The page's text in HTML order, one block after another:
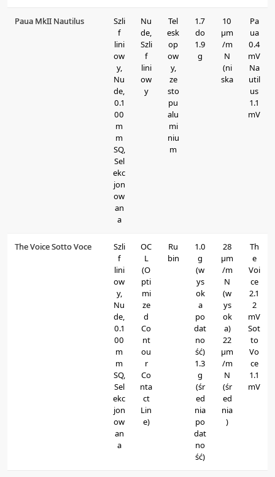
Paua MkII Nautilus
Szli
f
lini
ow
y,
Nu
de,
0.1
00
m
m
SQ,
Sel
ekc
jon
ow
an
a
Nu
de,
Szli
f
lini
ow
y
Tel
esk
op
ow
y,
ze
sto
pu
alu
mi
niu
m
1.7
do
1.9
g
10
μm
/m
N
(ni
ska
Pa
ua
0.4
mV
Na
util
us
1.1
mV
The Voice Sotto Voce
Szli
f
lini
ow
y,
Nu
de,
0.1
00
m
m
SQ,
Sel
ekc
jon
ow
an
a
OC
L
(O
pti
mi
ze
d
Co
nt
ou
r
Co
nta
ct
Lin
e)
Ru
bin
1.0
g
(w
ys
ok
a
po
dat
no
ść)
1.3
g
(śr
ed
nia
po
dat
no
ść)
28
μm
/m
N
(w
ys
ok
a)
22
μm
/m
N
(śr
ed
nia
)
Th
e
Voi
ce
2.1
2
mV
Sot
to
Vo
ce
1.1
mV